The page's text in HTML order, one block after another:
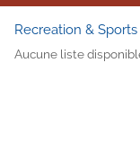
Recreation &
Aucune liste